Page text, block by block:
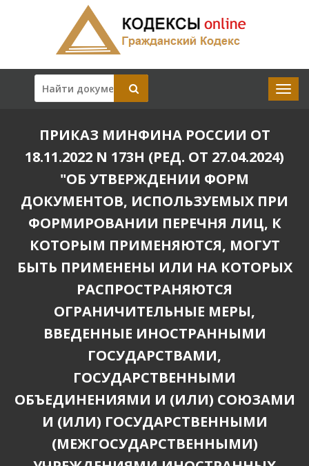
ПРИКАЗ МИНФИНА РОССИИ ОТ
18.11.2022 N 173Н (РЕД. ОТ 27.04.2024)
"ОБ УТВЕРЖДЕНИИ ФОРМ
ДОКУМЕНТОВ, ИСПОЛЬЗУЕМЫХ ПРИ
ФОРМИРОВАНИИ ПЕРЕЧНЯ ЛИЦ, К
КОТОРЫМ ПРИМЕНЯЮТСЯ, МОГУТ
БЫТЬ ПРИМЕНЕНЫ ИЛИ НА КОТОРЫХ
РАСПРОСТРАНЯЮТСЯ
ОГРАНИЧИТЕЛЬНЫЕ МЕРЫ,
ВВЕДЕННЫЕ ИНОСТРАННЫМИ
ГОСУДАРСТВАМИ,
ГОСУДАРСТВЕННЫМИ
ОБЪЕДИНЕНИЯМИ И (ИЛИ) СОЮЗАМИ
И (ИЛИ) ГОСУДАРСТВЕННЫМИ
(МЕЖГОСУДАРСТВЕННЫМИ)